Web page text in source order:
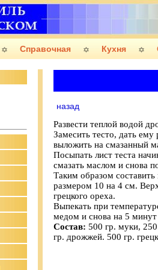
Справочная Кухня
назад
Развести теплой водой
Замесить тесто, дать ему
выложить на смазанный
Посыпать лист теста
смазать маслом и снова
Таким образом составить
размером 10 на 4 см.
грецкого ореха.
Выпекать при
медом и снова на 5 минут
Состав: 500 гр. муки,
гр. дрожжей. 500 гр.